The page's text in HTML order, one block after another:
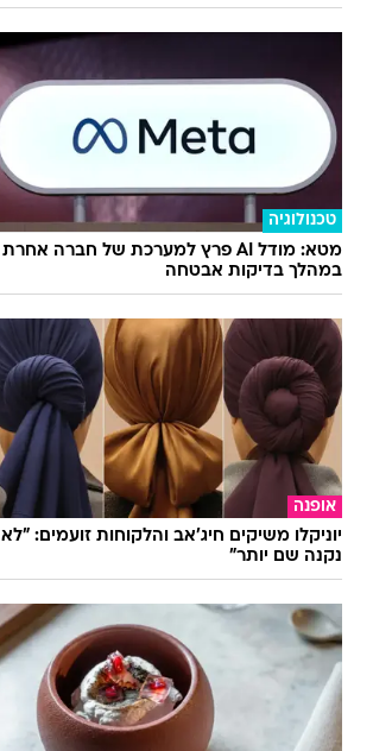
טכנולוגיה
מטא: מודל AI פרץ למערכת של חברה אחרת
במהלך בדיקות אבטחה
אופנה
יוניקלו משיקים חיג'אב והלקוחות זועמים: "לא
נקנה שם יותר"